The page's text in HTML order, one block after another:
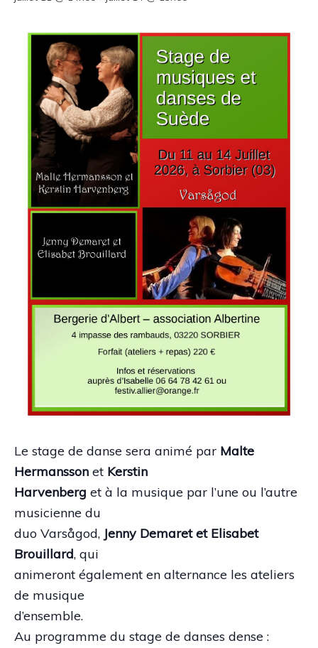
Le stage de danse sera animé par Malte
Hermansson et Kerstin
Harvenberg et à la musique par l’une ou l’autre
musicienne du
duo Varsågod, Jenny Demaret et Elisabet
Brouillard, qui
animeront également en alternance les ateliers
de musique
d’ensemble.
Au programme du stage de danses dense :